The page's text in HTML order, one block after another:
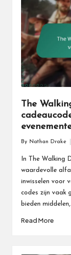
The
by
By Nathan Drake
In The Walking
waardevolle
inwisselen voor
codes zijn vaak
bieden middelen,…
Read More